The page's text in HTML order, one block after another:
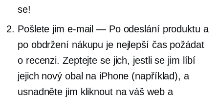
se!
Pošlete jim e-mail — Po odeslání produktu a
po obdržení nákupu je nejlepší čas požádat
o recenzi. Zeptejte se jich, jestli se jim líbí
jejich nový obal na iPhone (například), a
usnadněte jim kliknout na váš web a